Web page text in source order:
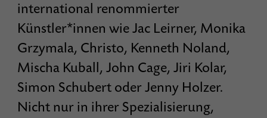
international renommierter
Künstler*innen wie Jac Leirner, Monika
Grzymala, Christo, Kenneth Noland,
Mischa Kuball, John Cage, Jiri Kolar,
Simon Schubert oder Jenny Holzer.
Nicht nur in ihrer Spezialisierung,